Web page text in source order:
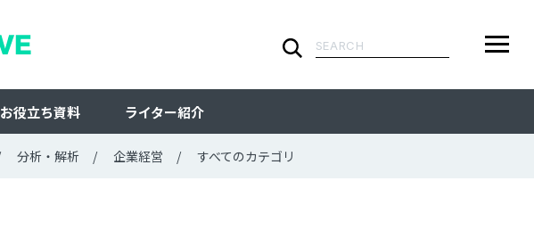
検
お役立ち資料 ライター紹介
分析・解析 企業経営 すべてのカテゴリ
ニ
ュ
ARTICLE
すべての記事
CATEGORY